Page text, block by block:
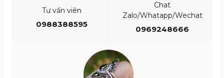
Tư vấn viên
0988388595
Chat
Zalo/Whatapp/Wechat
0969248666